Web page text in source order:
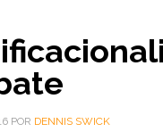
POR DENNIS SWICK